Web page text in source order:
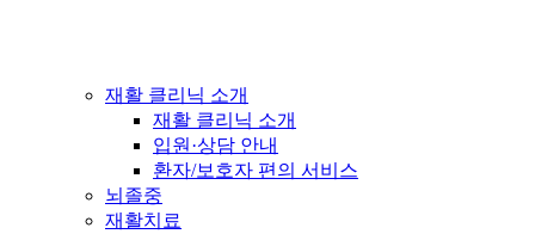
재활 클리닉 소개
재활 클리닉 소개
입원·상담 안내
환자/보호자 편의 서비스
뇌졸중
재활치료